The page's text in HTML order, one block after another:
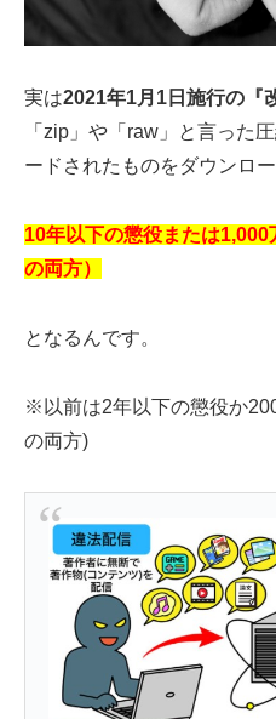
実は2021年1月1日施行の『
「zip」や「raw」と言った
ードされたものをダウンロー
10年以下の懲役または
の両方）
となるんです。
※以前は2年以下の懲役か
の両方)